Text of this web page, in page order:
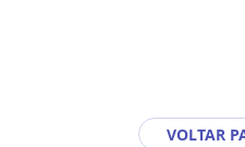
VOLTAR